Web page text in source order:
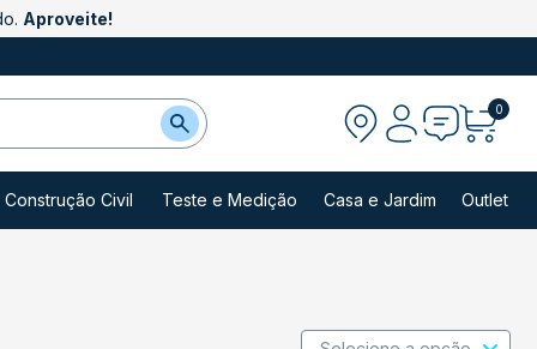
Aproveite!
0
Construção Civil Teste e Medição Casa e Jardim Outlet